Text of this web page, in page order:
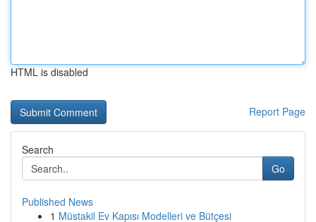
HTML is disabled
Report Page
Search
Go
Published News
1 Müstakil Ev Kapısı Modelleri ve Bütçesi